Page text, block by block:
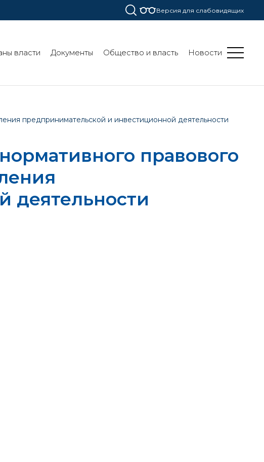
Версия для слабовидящих
власти Документы Общество и власть Новости
предпринимательской и инвестиционной деятельности
правового
деятельности